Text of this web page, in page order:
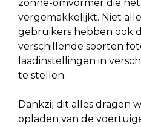
zonne-omvormer die
vergemakkelijkt. Niet
gebruikers hebben ook
verschillende soorten
laadinstellingen in
te stellen.
Dankzij dit alles dragen
opladen van de